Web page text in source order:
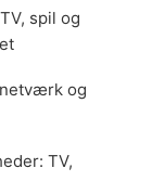
spil og
og
TV,